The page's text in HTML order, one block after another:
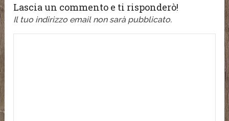
Lascia un commento e ti risponderò!
Il tuo indirizzo email non sarà pubblicato.